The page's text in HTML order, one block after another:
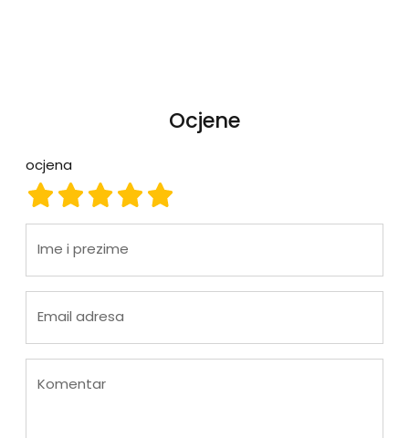
Ocjene
ocjena
ocjena 5
ocjena 4
ocjena 3
ocjena 2
ocjena 1
Ime i prezime
Email adresa
Komentar